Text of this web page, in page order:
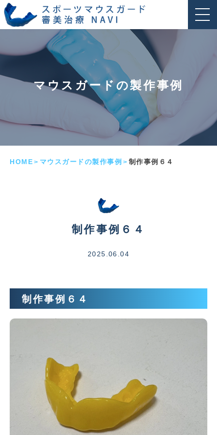
マウスガードの製作事例
HOME > マウスガードの製作事例 > 制作事例６４
制作事例６４
2025.06.04
制作事例６４